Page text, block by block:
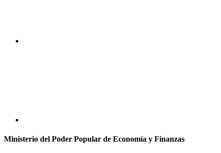
Ministerio del Poder Popular de Economía y Finanzas